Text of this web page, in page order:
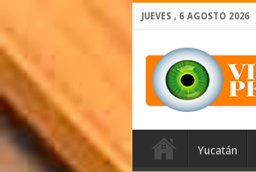
JUEVES , 6 AGOSTO 2026
Yucatán